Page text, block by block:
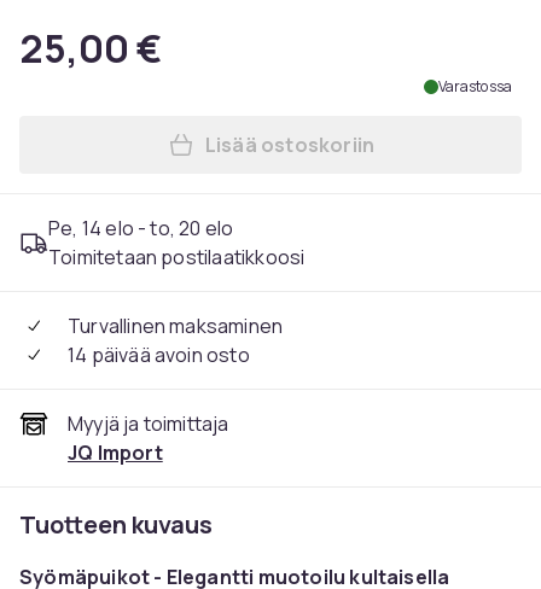
25,00 €
Varastossa
Lisää Syömäpuikot -
Lisää ostoskoriin
Pe, 14 elo - to, 20 elo
Toimitetaan postilaatikkoosi
Turvallinen maksaminen
14 päivää avoin osto
Myyjä ja toimittaja
JQ Import
Tuotteen kuvaus
Syömäpuikot - Elegantti muotoilu kultaisella